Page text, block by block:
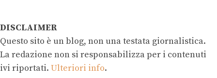
DISCLAIMER
Questo sito è un blog, non una testata giornalistica.
La redazione non si responsabilizza per i contenuti
ivi riportati. Ulteriori info.